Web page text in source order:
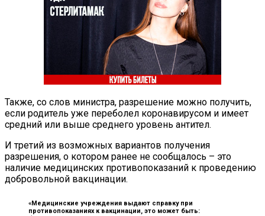
Также, со слов министра, разрешение можно получить,
если родитель уже переболел коронавирусом и имеет
средний или выше среднего уровень антител.
И третий из возможных вариантов получения
разрешения, о котором ранее не сообщалось – это
наличие медицинских противопоказаний к проведению
добровольной вакцинации.
«Медицинские учреждения выдают справку при
противопоказаниях к вакцинации, это может быть: